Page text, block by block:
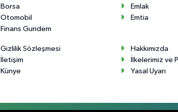
Borsa
Emlak
Otomobil
Emtia
Finans Gundem
Gizlilik Sözleşmesi
Hakkımızda
İletişim
İlkelerimiz ve
Künye
Yasal Uyarı